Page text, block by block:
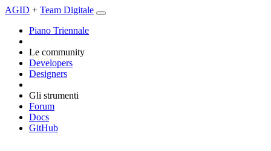
AGID + Team Digitale
Piano Triennale
Le community
Developers
Designers
Gli strumenti
Forum
Docs
GitHub